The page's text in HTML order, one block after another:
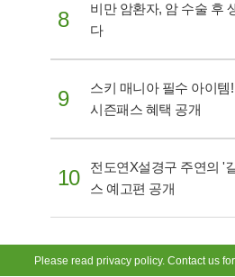
8
비만 암환자, 암 수술 후
다
9
스키 매니아 필수 아이템
시즌패스 혜택 공개
10
전도연X설경구 주연의 '
스 예고편 공개
Please read privacy policy. Contact us